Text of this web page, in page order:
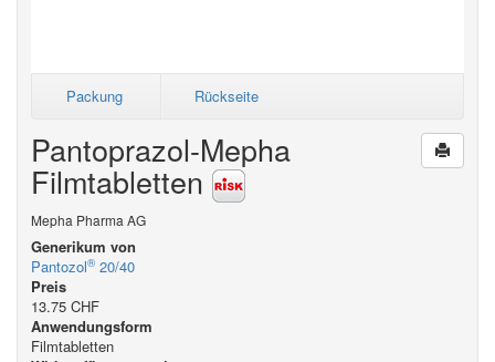
Packung Rückseite
Pantoprazol-Mepha
Filmtabletten
Mepha Pharma AG
Generikum von
Pantozol® 20/40
Preis
13.75 CHF
Anwendungsform
Filmtabletten